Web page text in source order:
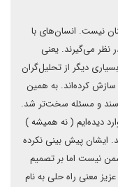
نیست. انسان‌های با
نظر می‌گیرند. یعنی
دیگر از تحلیل‌گران
سازش کرده‌اند. به همین
و مسئله سخت‌تر شد.
دیده‌ایم ( نه همیشه )
ایشان پیش بینی نکرده
نیست اما بر تصمیم
معنی راه حلی به نام